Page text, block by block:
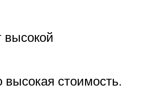
высокой
высокая стоимость.